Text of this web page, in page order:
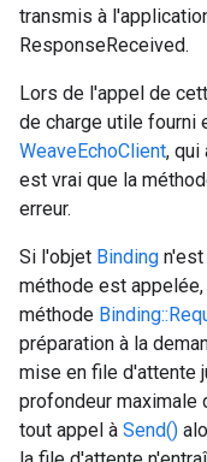
transmis à
ResponseReceived.
Lors de l'appel de
de charge utile fourni
WeaveEchoClient, qui
est vrai que la
erreur.
Si l'objet Binding
méthode est
méthode
préparation à la
mise en file d'attente
profondeur maximale
tout appel à Send()